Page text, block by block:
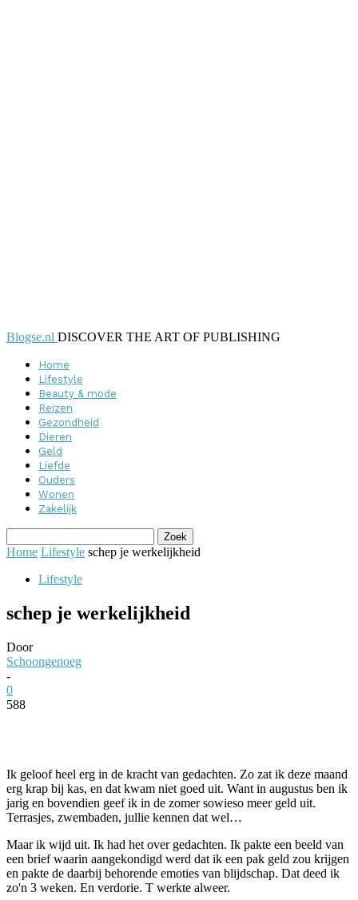
Blogse.nl DISCOVER THE ART OF PUBLISHING
Home
Lifestyle
Beauty & mode
Reizen
Gezondheid
Dieren
Geld
Liefde
Ouders
Wonen
Zakelijk
Home Lifestyle schep je werkelijkheid
Lifestyle
schep je werkelijkheid
Door
Schoongenoeg
-
0
588
Ik geloof heel erg in de kracht van gedachten. Zo zat ik deze maand
erg krap bij kas, en dat kwam niet goed uit. Want in augustus ben ik
jarig en bovendien geef ik in de zomer sowieso meer geld uit.
Terrasjes, zwembaden, jullie kennen dat wel…
Maar ik wijd uit. Ik had het over gedachten. Ik pakte een beeld van
een brief waarin aangekondigd werd dat ik een pak geld zou krijgen
en pakte de daarbij behorende emoties van blijdschap. Dat deed ik
zo'n 3 weken. En verdorie. T werkte alweer.